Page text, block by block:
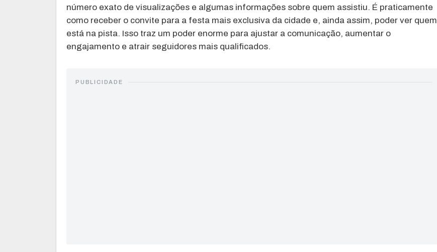
número exato de visualizações e algumas informações sobre quem assistiu. É praticamente
como receber o convite para a festa mais exclusiva da cidade e, ainda assim, poder ver quem
está na pista. Isso traz um poder enorme para ajustar a comunicação, aumentar o
engajamento e atrair seguidores mais qualificados.
PUBLICIDADE